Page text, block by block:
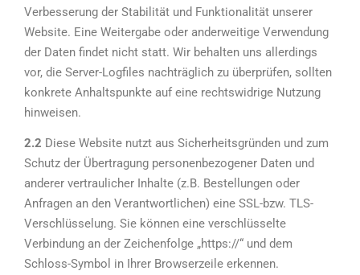
Verbesserung der Stabilität und Funktionalität unserer
Website. Eine Weitergabe oder anderweitige Verwendung
der Daten findet nicht statt. Wir behalten uns allerdings
vor, die Server-Logfiles nachträglich zu überprüfen, sollten
konkrete Anhaltspunkte auf eine rechtswidrige Nutzung
hinweisen.
2.2 Diese Website nutzt aus Sicherheitsgründen und zum
Schutz der Übertragung personenbezogener Daten und
anderer vertraulicher Inhalte (z.B. Bestellungen oder
Anfragen an den Verantwortlichen) eine SSL-bzw. TLS-
Verschlüsselung. Sie können eine verschlüsselte
Verbindung an der Zeichenfolge „https://“ und dem
Schloss-Symbol in Ihrer Browserzeile erkennen.